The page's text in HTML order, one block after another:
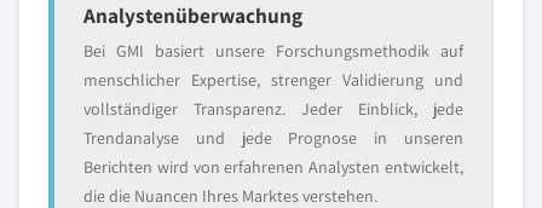
Analystenüberwachung
Bei GMI basiert unsere Forschungsmethodik auf
menschlicher Expertise, strenger Validierung und
vollständiger Transparenz. Jeder Einblick, jede
Trendanalyse und jede Prognose in unseren
Berichten wird von erfahrenen Analysten entwickelt,
die die Nuancen Ihres Marktes verstehen.